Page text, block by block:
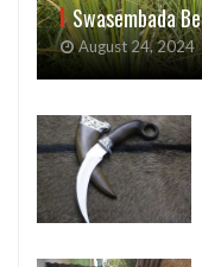
Swasembada
August 24, 2024